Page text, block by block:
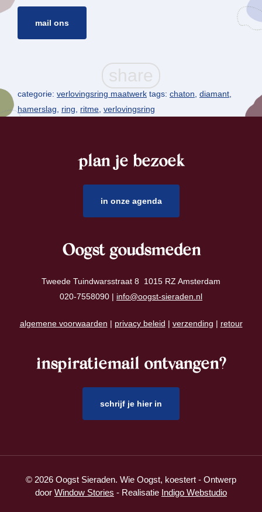
mail ons
categorie: verlovingsring maatwerk tags: chaton diamant
hamerslag
ring ritme verlovingsring
plan je bezoek
in onze agenda
Oogst goudsmeden
Tweede Tuindwarsstraat 8 1015 RZ Amsterdam
020-7558090 | info@oogst-sieraden.nl
algemene voorwaarden | privacy beleid | verzending | retour
inspiratiemail ontvangen?
schrijf je hier in
© 2026 Oogst Sieraden. Wie Oogst, koestert - Ontwerp
door Window Stories - Realisatie Indigo Webstudio